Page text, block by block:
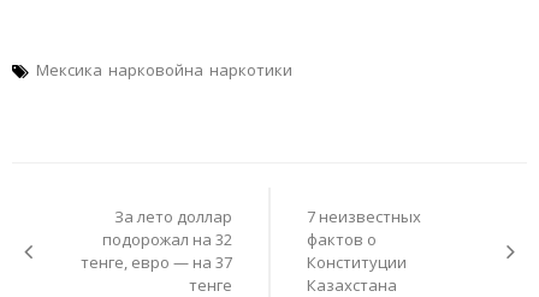
Мексика нарковойна наркотики
За лето доллар
подорожал на 32
тенге, евро — на 37
тенге
7 неизвестных
фактов о
Конституции
Казахстана